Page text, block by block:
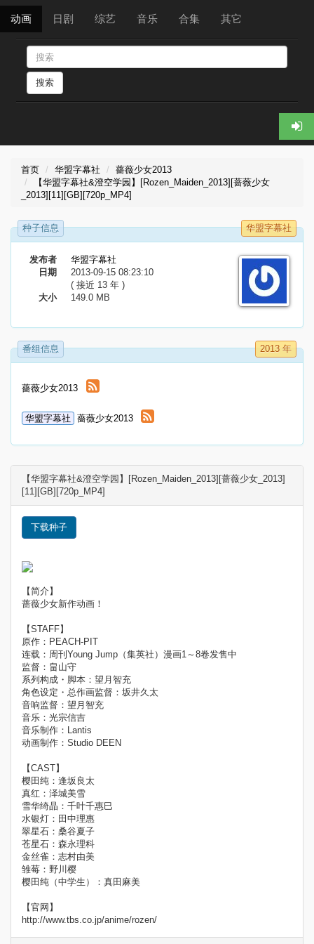
动画 日剧 综艺 音乐 合集 其它
搜索
首页 华盟字幕社
薔薇少女2013
【华盟字幕社&澄空学园】[Rozen_Maiden_2013][蔷薇少女
_2013][11][GB][720p_MP4]
种子信息 华盟字幕社
发布者
华盟字幕社
日期
2013-09-15 08:23:10
( 接近 13 年 )
大小
149.0 MB
番组信息 2013 年
薔薇少女2013
华盟字幕社 薔薇少女2013
【华盟字幕社&澄空学园】[Rozen_Maiden_2013][蔷薇少女_2013]
[11][GB][720p_MP4]
下载种子
【简介】
蔷薇少女新作动画！
【STAFF】
原作：PEACH-PIT
连载：周刊Young Jump（集英社）漫画1～8卷发售中
监督：畠山守
系列构成・脚本：望月智充
角色设定・总作画监督：坂井久太
音响监督：望月智充
音乐：光宗信吉
音乐制作：Lantis
动画制作：Studio DEEN
【CAST】
樱田纯：逢坂良太
真红：泽城美雪
雪华绮晶：千叶千惠巳
水银灯：田中理惠
翠星石：桑谷夏子
苍星石：森永理科
金丝雀：志村由美
雏莓：野川樱
樱田纯（中学生）：真田麻美
【官网】
http://www.tbs.co.jp/anime/rozen/